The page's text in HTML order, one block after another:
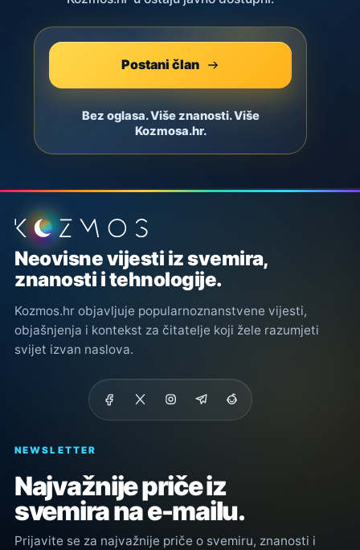
Postani član
Bez oglasa. Više znanosti. Više
Kozmosa.hr.
Podnožje stranice
Neovisne vijesti iz svemira,
znanosti i tehnologije.
Kozmos.hr objavljuje popularnoznanstvene vijesti,
objašnjenja i kontekst za čitatelje koji žele razumjeti
svijet izvan naslova.
NEWSLETTER
Najvažnije priče iz
svemira na e-mailu.
Prijavite se za najvažnije priče o svemiru, znanosti i